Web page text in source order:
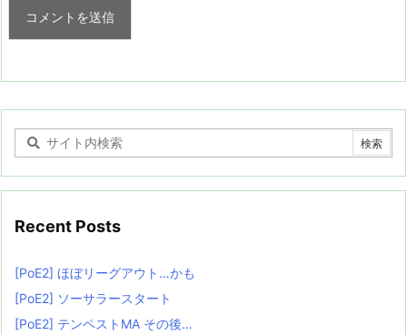
Recent Posts
[PoE2] ほぼリーグアウト…かも
[PoE2] ソーサラースタート
[PoE2] テンペストMA その後…